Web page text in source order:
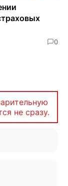
0
не сразу.